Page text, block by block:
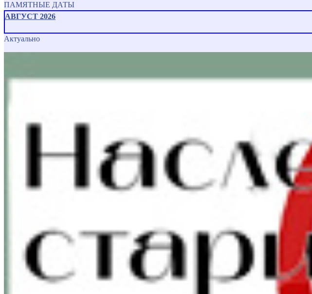
ПАМЯТНЫЕ ДАТЫ
АВГУСТ 2026
Актуально